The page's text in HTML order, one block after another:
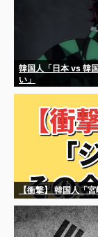
韓国人「日本 vs 韓
い」
【衝撃】 韓国人「